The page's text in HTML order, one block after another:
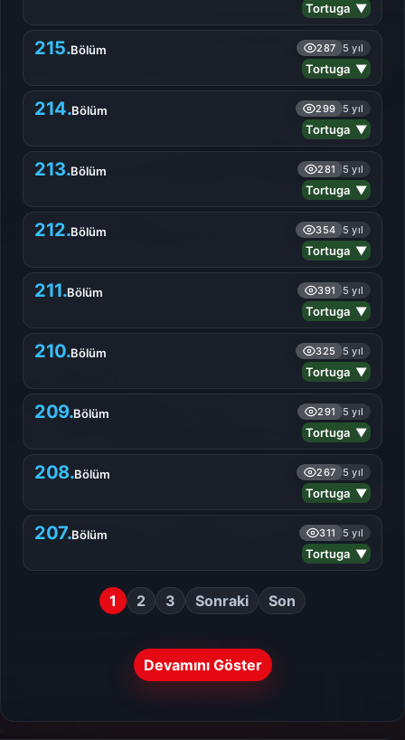
Tortuga ▼
215.Bölüm 287 5 yıl
Tortuga ▼
214.Bölüm 299 5 yıl
Tortuga ▼
213.Bölüm 281 5 yıl
Tortuga ▼
212.Bölüm 354 5 yıl
Tortuga ▼
211.Bölüm 391 5 yıl
Tortuga ▼
210.Bölüm 325 5 yıl
Tortuga ▼
209.Bölüm 291 5 yıl
Tortuga ▼
208.Bölüm 267 5 yıl
Tortuga ▼
207.Bölüm 311 5 yıl
Tortuga ▼
1 2 3 Sonraki Son
Devamını Göster